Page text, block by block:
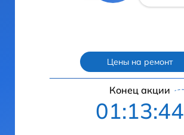
Цены на ремонт
Конец акции
01:13:43